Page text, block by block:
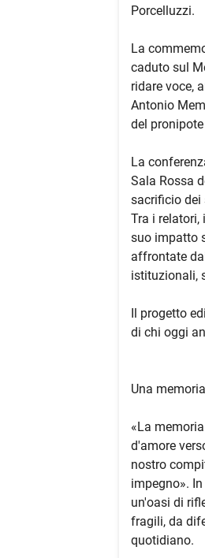
Porcelluzzi.
La
caduto sul
ridare voce,
Antonio
del
La
Sala Rossa
sacrificio dei
Tra i relatori,
suo impatto
affrontate
istituzionali,
Il progetto
di chi oggi
Una
«La
d'amore
nostro
impegno».
un'oasi di
fragili, da
quotidiano.